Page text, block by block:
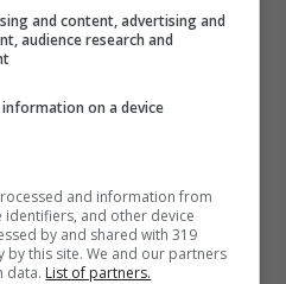
and content, advertising and
audience research and
on a device
and information from
identifiers, and other device
by and shared with 319
by this site. We and our partners
data. List of partners.